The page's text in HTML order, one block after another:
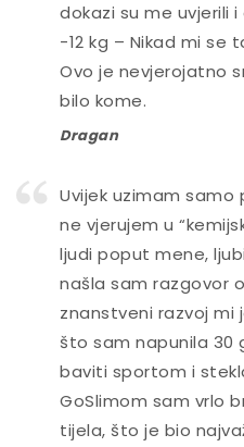
dokazi su me uvjerili
-12 kg – Nikad mi se
Ovo je nevjerojatno
bilo kome.
Dragan
Uvijek uzimam samo
ne vjerujem u
ljudi poput mene,
našla sam razgovor
znanstveni razvoj mi
što sam napunila 30
baviti sportom i
GoSlimom sam vrlo
tijela, što je bio